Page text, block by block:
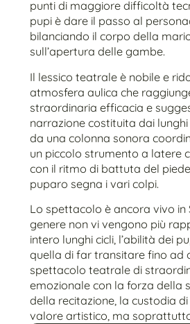
punti di maggiore difficoltà
pupi è dare il passo al
bilanciando il corpo della
sull’apertura delle gambe.
Il lessico teatrale è nobile e
atmosfera aulica che
straordinaria efficacia e
narrazione costituita dai
da una colonna sonora
un piccolo strumento a latere
con il ritmo di battuta del
puparo segna i vari colpi.
Lo spettacolo è ancora vivo in
genere non vi vengono più
intero lunghi cicli, l’abilità dei
quella di far transitare fino ad
spettacolo teatrale di
emozionale con la forza della
della recitazione, la custodia
valore artistico, ma